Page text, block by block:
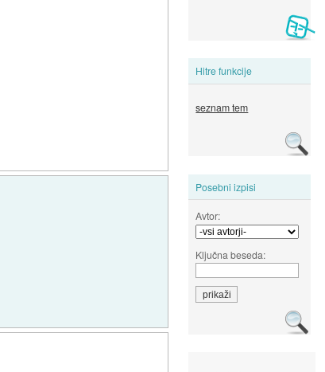
Hitre funkcije
seznam tem
Posebni izpisi
Avtor:
Ključna beseda: